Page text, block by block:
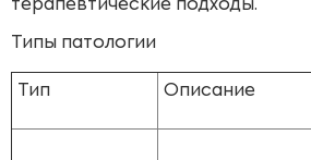
терапевтические подходы.
Типы патологии
Тип Описание